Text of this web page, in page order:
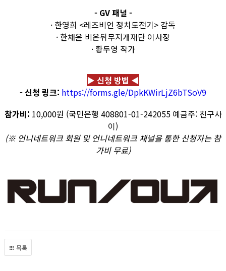
- GV 패널 -
· 한영희 <레즈비언 정치도전기> 감독
· 한채윤 비온뒤무지개재단 이사장
· 황두영 작가
▶ 신청 방법 ◀
- 신청 링크: https://forms.gle/DpkKWirLjZ6bTSoV9
참가비: 10,000원 (국민은행 408801-01-242055 예금주: 친구사
이)
(※ 언니네트워크 회원 및 언니네트워크 채널을 통한 신청자는 참
가비 무료)
목록